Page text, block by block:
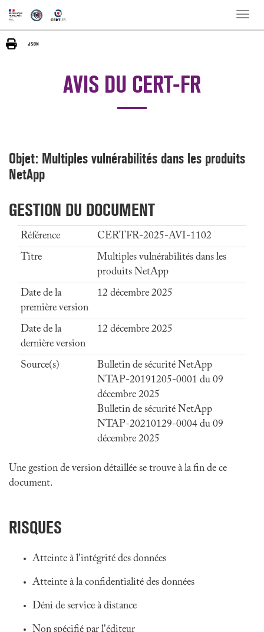
Toggle
AVIS DU CERT-FR
Objet: Multiples vulnérabilités dans les produits
NetApp
GESTION DU DOCUMENT
Référence
CERTFR-2025-AVI-1102
Titre
Multiples vulnérabilités dans les
produits NetApp
Date de la
première version
12 décembre 2025
Date de la
dernière version
12 décembre 2025
Source(s)
Bulletin de sécurité NetApp
NTAP-20191205-0001 du 09
décembre 2025
Bulletin de sécurité NetApp
NTAP-20210129-0004 du 09
décembre 2025
Une gestion de version détaillée se trouve à la fin de ce
document.
RISQUES
Atteinte à l'intégrité des données
Atteinte à la confidentialité des données
Déni de service à distance
Non spécifié par l'éditeur